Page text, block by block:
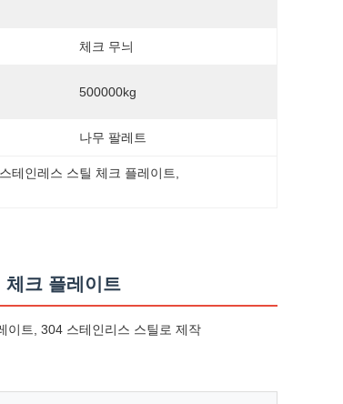
체크 무늬
500000kg
나무 팔레트
테인레스 스틸 체크 플레이트
크 플레이트
이트, 304 스테인리스 스틸로 제작